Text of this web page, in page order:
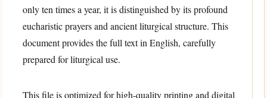
only ten times a year, it is distinguished by its profound
eucharistic prayers and ancient liturgical structure. This
document provides the full text in English, carefully
prepared for liturgical use.
This file is optimized for high-quality printing and digital